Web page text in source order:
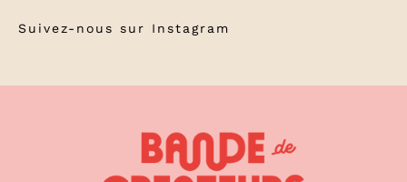
Suivez-nous sur Instagram